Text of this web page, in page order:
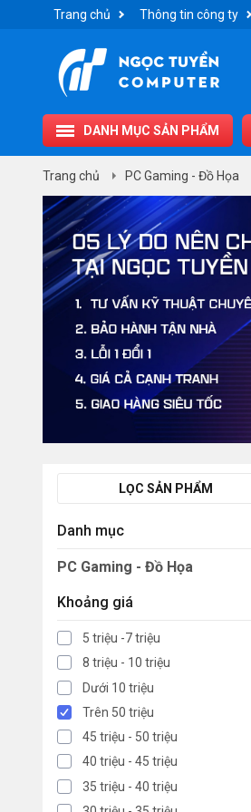
Trang chủ Thông tin công ty
DANH MỤC SẢN PHẨM
Trang chủ PC Gaming - Đồ Họa
LỌC SẢN PHẨM
Danh mục
PC Gaming - Đồ Họa
Khoảng giá
5 triệu -7 triệu
8 triệu - 10 triệu
Dưới 10 triệu
Trên 50 triệu
45 triệu - 50 triệu
40 triệu - 45 triệu
35 triệu - 40 triệu